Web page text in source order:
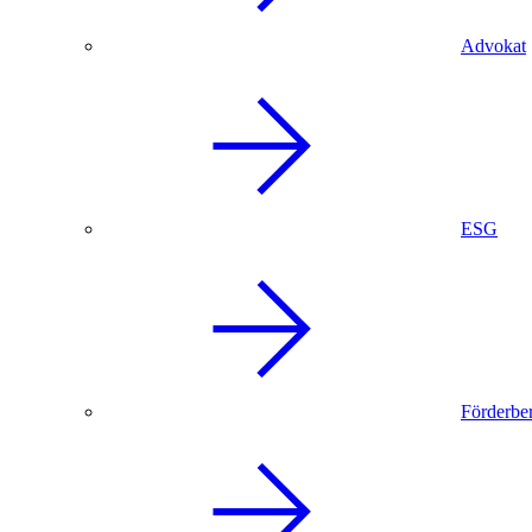
Advokat
ESG